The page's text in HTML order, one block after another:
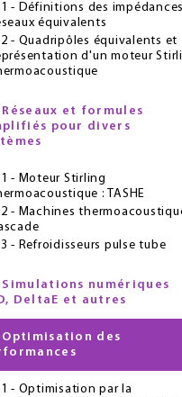
- Définitions des
équivalents
- Quadripôles équivalents et
d'un moteur
et formules
pour divers
- Moteur Stirling
: TASHE
- Machines
- Refroidisseurs pulse tube
numériques
DeltaE et autres
Optimisation des
- Optimisation par la